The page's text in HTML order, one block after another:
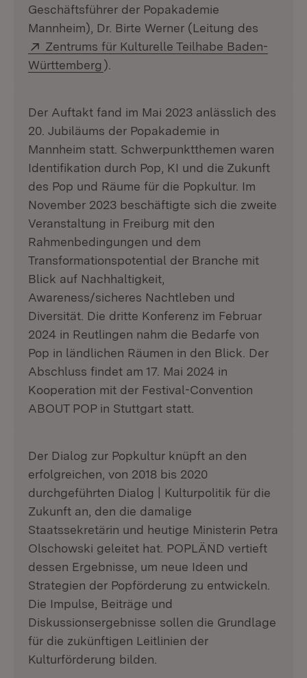
Geschäftsführer der Popakademie
Mannheim), Dr. Birte Werner (Leitung des
Extern:
Zentrums für Kulturelle Teilhabe Baden-
Württemberg(Öffnet in neuem Fenster)
).
Der Auftakt fand im Mai 2023 anlässlich des
20. Jubiläums der Popakademie in
Mannheim statt. Schwerpunktthemen waren
Identifikation durch Pop, KI und die Zukunft
des Pop und Räume für die Popkultur. Im
November 2023 beschäftigte sich die zweite
Veranstaltung in Freiburg mit den
Rahmenbedingungen und dem
Transformationspotential der Branche mit
Blick auf Nachhaltigkeit,
Awareness/sicheres Nachtleben und
Diversität. Die dritte Konferenz im Februar
2024 in Reutlingen nahm die Bedarfe von
Pop in ländlichen Räumen in den Blick. Der
Abschluss findet am 17. Mai 2024 in
Kooperation mit der Festival-Convention
ABOUT POP in Stuttgart statt.
Der Dialog zur Popkultur knüpft an den
erfolgreichen, von 2018 bis 2020
durchgeführten Dialog | Kulturpolitik für die
Zukunft an, den die damalige
Staatssekretärin und heutige Ministerin Petra
Olschowski geleitet hat. POPLÄND vertieft
dessen Ergebnisse, um neue Ideen und
Strategien der Popförderung zu entwickeln.
Die Impulse, Beiträge und
Diskussionsergebnisse sollen die Grundlage
für die zukünftigen Leitlinien der
Kulturförderung bilden.